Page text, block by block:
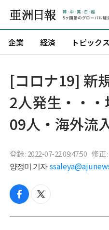
企業 経済 トピックス
[コロナ19] 新
2人発生・・
09人・海外流
登録 : 2022-07-22 09:47:50 修正
양정미 기자
f
c
t
i